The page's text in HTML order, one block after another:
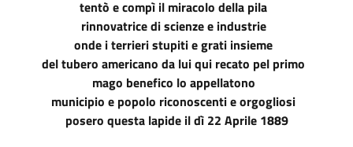
tentò e compì il miracolo della pila
rinnovatrice di scienze e industrie
onde i terrieri stupiti e grati insieme
del tubero americano da lui qui recato pel primo
mago benefico lo appellatono
municipio e popolo riconoscenti e orgogliosi
posero questa lapide il dì 22 Aprile 1889